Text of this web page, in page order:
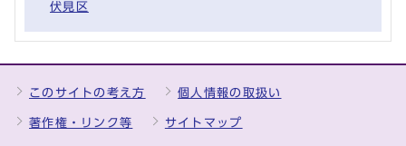
伏見区
このサイトの考え方 個人情報の取扱い
著作権・リンク等 サイトマップ